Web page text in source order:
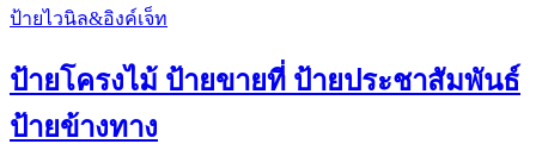
ป้ายไวนิล&อิงค์เจ็ท
ป้ายโครงไม้ ป้ายขายที่ ป้ายประชาสัมพันธ์
ป้ายข้างทาง